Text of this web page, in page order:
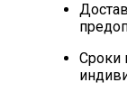
Сроки